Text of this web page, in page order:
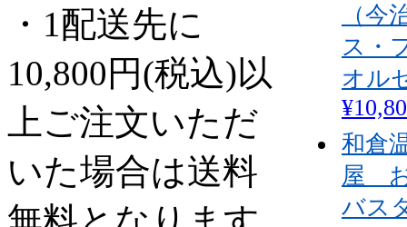
（今
ス・
オル
和倉
屋
バス
・1配送先に
10,800円(税込)以
上ご注文いただ
いた場合は送料